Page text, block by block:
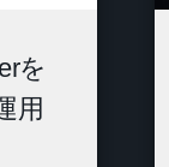
を
用